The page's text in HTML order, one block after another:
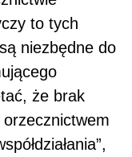
to tych
niezbędne do
że brak
orzecznictwem